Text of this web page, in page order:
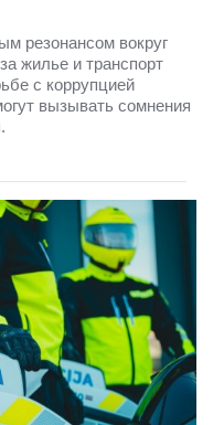
резонансом вокруг
жилье и транспорт
с коррупцией
вызывать сомнения